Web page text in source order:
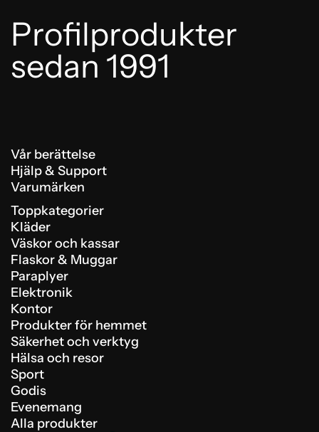
Profilprodukter
sedan 1991
Vår berättelse
Hjälp & Support
Varumärken
Toppkategorier
Kläder
Väskor och kassar
Flaskor & Muggar
Paraplyer
Elektronik
Kontor
Produkter för hemmet
Säkerhet och verktyg
Hälsa och resor
Sport
Godis
Evenemang
Alla produkter